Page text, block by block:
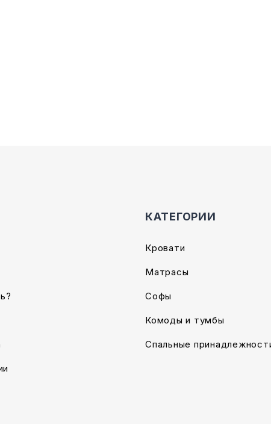
КАТЕГОРИИ
Кровати
Матрасы
Софы
Комоды и тумбы
Спальные